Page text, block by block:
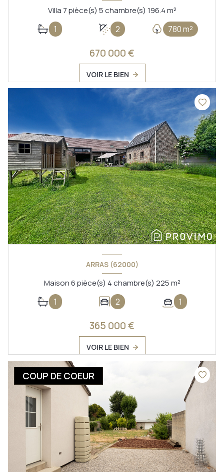
Villa 7 pièce(s) 5 chambre(s) 196.4 m²
1 2 780 m²
670 000 €
VOIR LE BIEN
ARRAS (62000)
Maison 6 pièce(s) 4 chambre(s) 225 m²
1 2 1
365 000 €
VOIR LE BIEN
COUP DE COEUR